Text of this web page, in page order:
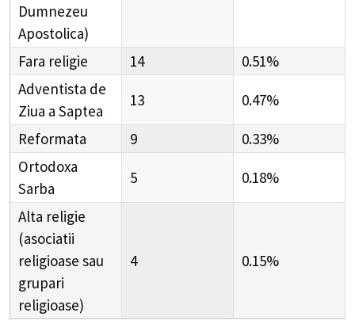
Dumnezeu
Apostolica)
Fara religie 14
0.51%
Adventista de
Ziua a Saptea
13 0.47%
Reformata 9
0.33%
Ortodoxa
Sarba
5 0.18%
Alta religie
(asociatii
religioase sau
grupari
religioase)
4 0.15%